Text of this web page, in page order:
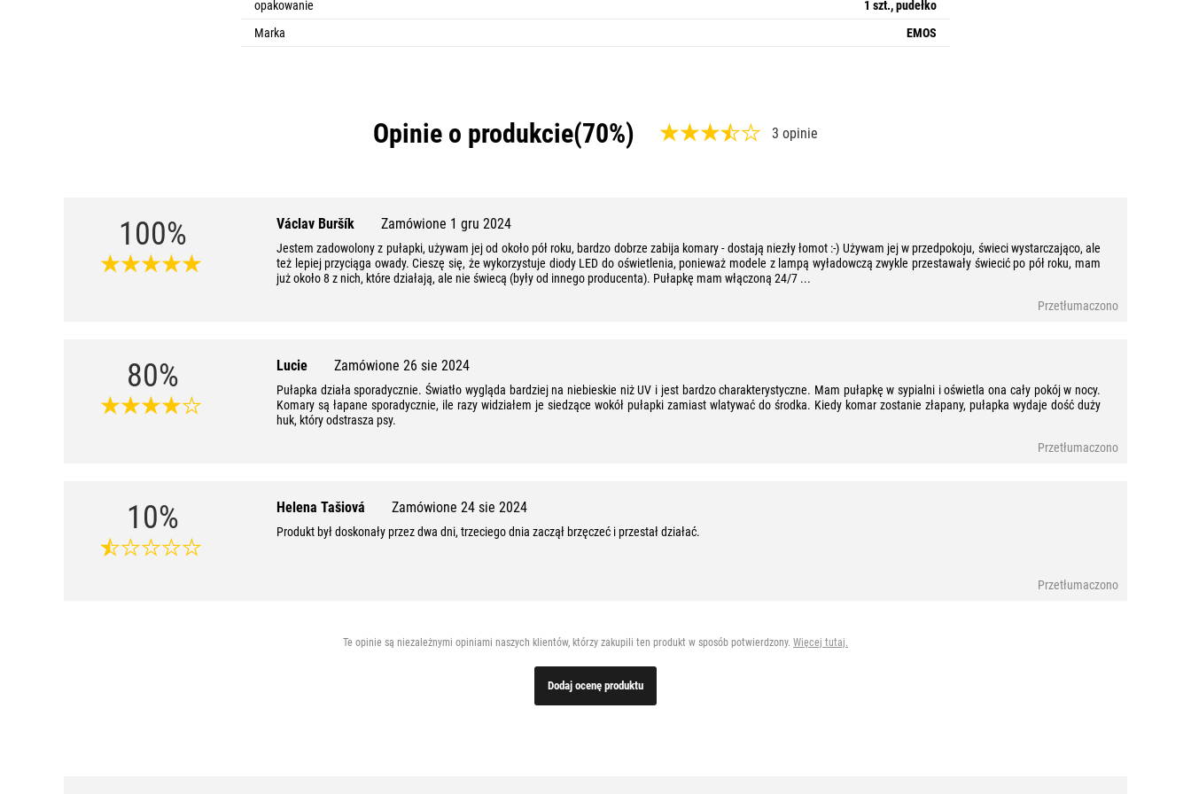
opakowanie
1 szt., pudełko
Marka
EMOS
Opinie o produkcie
,
0
%
,
0
(70%) 3 opinie
100%
Przetłumaczono
Václav Buršík Zamówione 1 gru 2024
Jestem zadowolony z pułapki, używam jej od około pół roku, bardzo dobrze zabija komary - dostają niezły łomot :-) Używam jej w przedpokoju, świeci wystarczająco, ale
też lepiej przyciąga owady. Cieszę się, że wykorzystuje diody LED do oświetlenia, ponieważ modele z lampą wyładowczą zwykle przestawały świecić po pół roku, mam
już około 8 z nich, które działają, ale nie świecą (były od innego producenta). Pułapkę mam włączoną 24/7 ...
80%
Przetłumaczono
Lucie Zamówione 26 sie 2024
Pułapka działa sporadycznie. Światło wygląda bardziej na niebieskie niż UV i jest bardzo charakterystyczne. Mam pułapkę w sypialni i oświetla ona cały pokój w nocy.
Komary są łapane sporadycznie, ile razy widziałem je siedzące wokół pułapki zamiast wlatywać do środka. Kiedy komar zostanie złapany, pułapka wydaje dość duży
huk, który odstrasza psy.
10%
Przetłumaczono
Helena Tašiová Zamówione 24 sie 2024
Produkt był doskonały przez dwa dni, trzeciego dnia zaczął brzęczeć i przestał działać.
Te opinie są niezależnymi opiniami naszych klientów, którzy zakupili ten produkt w sposób potwierdzony. Więcej tutaj.
Dodaj ocenę produktu